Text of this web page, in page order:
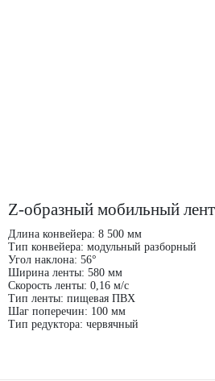
Z-образный мобильный
Длина конвейера: 8 500 мм
Тип конвейера: модульный разборный
Угол наклона: 56°
Ширина ленты: 580 мм
Скорость ленты: 0,16 м/с
Тип ленты: пищевая ПВХ
Шаг поперечин: 100 мм
Тип редуктора: червячный